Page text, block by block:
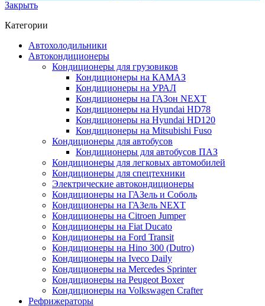
Закрыть
Категории
Автохолодильники
Автокондиционеры
Кондиционеры для грузовиков
Кондиционеры на КАМАЗ
Кондиционеры на УРАЛ
Кондиционеры на ГАЗон NEXT
Кондиционеры на Hyundai HD78
Кондиционеры на Hyundai HD120
Кондиционеры на Mitsubishi Fuso
Кондиционеры для автобусов
Кондиционеры для автобусов ПАЗ
Кондиционеры для легковых автомобилей
Кондиционеры для спецтехники
Электрические автокондиционеры
Кондиционеры на ГАЗель и Соболь
Кондиционеры на ГАЗель NEXT
Кондиционеры на Citroen Jumper
Кондиционеры на Fiat Ducato
Кондиционеры на Ford Transit
Кондиционеры на Hino 300 (Dutro)
Кондиционеры на Iveco Daily
Кондиционеры на Mercedes Sprinter
Кондиционеры на Peugeot Boxer
Кондиционеры на Volkswagen Crafter
Рефрижераторы